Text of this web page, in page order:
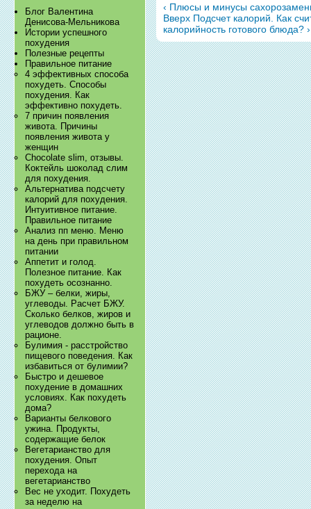
Блог Валентина
Денисова-Мельникова
Истории успешного
похудения
Полезные рецепты
Правильное питание
4 эффективных способа
похудеть. Способы
похудения. Как
эффективно похудеть.
7 причин появления
живота. Причины
появления живота у
женщин
Chocolate slim, отзывы.
Коктейль шоколад слим
для похудения.
Альтернатива подсчету
калорий для похудения.
Интуитивное питание.
Правильное питание
Анализ пп меню. Меню
на день при правильном
питании
Аппетит и голод.
Полезное питание. Как
похудеть осознанно.
БЖУ – белки, жиры,
углеводы. Расчет БЖУ.
Сколько белков, жиров и
углеводов должно быть в
рационе.
Булимия - расстройство
пищевого поведения. Как
избавиться от булимии?
Быстро и дешевое
похудение в домашних
условиях. Как похудеть
дома?
Варианты белкового
ужина. Продукты,
содержащие белок
Вегетарианство для
похудения. Опыт
перехода на
вегетарианство
Вес не уходит. Похудеть
за неделю на
‹ Плюсы и минусы
Вверх Подсчет калорий. Как
калорийность готового блюда? ›